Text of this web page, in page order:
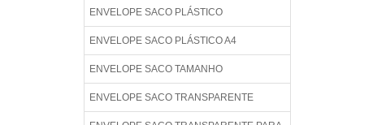
ENVELOPE SACO PLÁSTICO
ENVELOPE SACO PLÁSTICO A4
ENVELOPE SACO TAMANHO
ENVELOPE SACO TRANSPARENTE